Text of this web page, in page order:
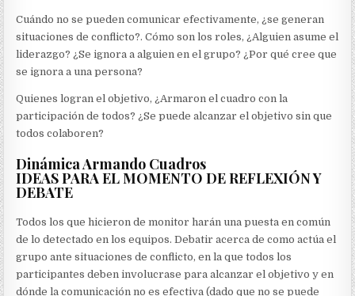
Cuándo no se pueden comunicar efectivamente, ¿se generan
situaciones de conflicto?. Cómo son los roles, ¿Alguien asume el
liderazgo? ¿Se ignora a alguien en el grupo? ¿Por qué cree que
se ignora a una persona?
Quienes logran el objetivo, ¿Armaron el cuadro con la
participación de todos? ¿Se puede alcanzar el objetivo sin que
todos colaboren?
Dinámica Armando Cuadros
IDEAS PARA EL MOMENTO DE REFLEXIÓN Y
DEBATE
Todos los que hicieron de monitor harán una puesta en común
de lo detectado en los equipos. Debatir acerca de como actúa el
grupo ante situaciones de conflicto, en la que todos los
participantes deben involucrase para alcanzar el objetivo y en
dónde la comunicación no es efectiva (dado que no se puede